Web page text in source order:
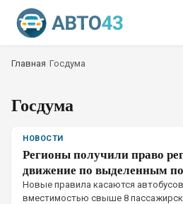
Главная Госдума
Госдума
НОВОСТИ
Регионы получили право
движение по выделенным
Новые правила касаются
вместимостью свыше 8